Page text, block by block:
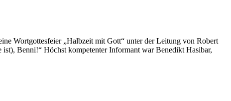
Wortgottesfeier „Halbzeit mit Gott“ unter der Leitung von Robert
Benni!“ Höchst kompetenter Informant war Benedikt Hasibar,